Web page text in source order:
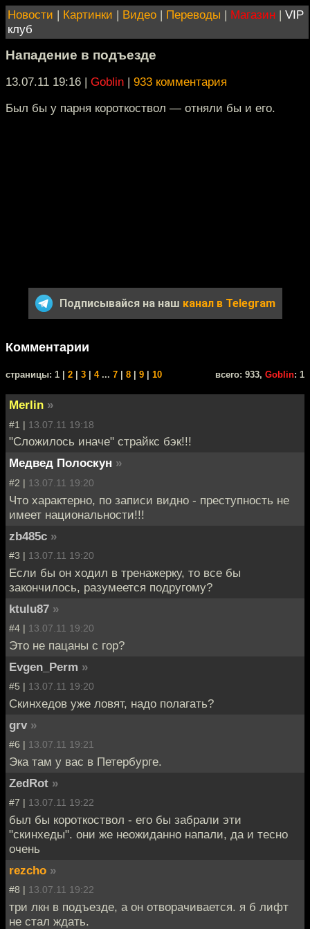
Новости | Картинки | Видео | Переводы | Магазин | VIP
клуб
Нападение в подъезде
13.07.11 19:16 | Goblin | 933 комментария
Был бы у парня короткоствол — отняли бы и его.
Подписывайся на наш канал в Telegram
Комментарии
cтраницы: 1 | 2 3 4... 7 8 9 10 всего: 933, Goblin: 1
Merlin »
#1 | 13.07.11 19:18
"Сложилось иначе" страйкс бэк!!!
Медвед Полоскун »
#2 | 13.07.11 19:20
Что характерно, по записи видно - преступность не
имеет национальности!!!
zb485c »
#3 | 13.07.11 19:20
Если бы он ходил в тренажерку, то все бы
закончилось, разумеется подругому?
ktulu87 »
#4 | 13.07.11 19:20
Это не пацаны с гор?
Evgen_Perm »
#5 | 13.07.11 19:20
Скинхедов уже ловят, надо полагать?
grv »
#6 | 13.07.11 19:21
Эка там у вас в Петербурге.
ZedRot »
#7 | 13.07.11 19:22
был бы короткоствол - его бы забрали эти
"скинхеды". они же неожиданно напали, да и тесно
очень
rezcho »
#8 | 13.07.11 19:22
три лкн в подъезде, а он отворачивается. я б лифт
не стал ждать.